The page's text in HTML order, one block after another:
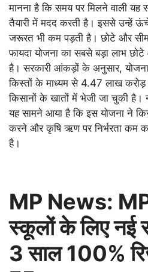
मानना है कि समय पर मिलने वाली यह
तैयारी में मदद करती है। इससे उन्हें
जरूरत भी कम पड़ती है। छोटे और
फायदा योजना का सबसे बड़ा लाभ छोटे
है। सरकारी आंकड़ों के अनुसार,
किस्तों के माध्यम से 4.47 लाख
किसानों के खातों में भेजी जा चुकी है।
यह सामने आया है कि इस योजना ने
करने और कृषि ऋण पर निर्भरता कम
है।
MP News:
स्कूलों के लिए नई
3 साल 100%